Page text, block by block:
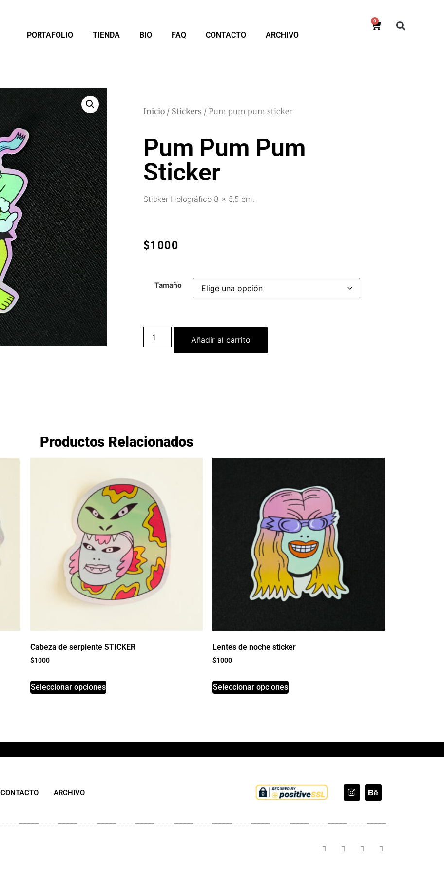
PORTAFOLIO TIENDA BIO FAQ CONTACTO ARCHIVO
0
Inicio / Stickers / Pum pum pum sticker
Pum Pum Pum
Sticker
Sticker Holográfico 8 x 5,5 cm.
$1000
Tamaño
Añadir al carrito
Productos Relacionados
Cabeza de serpiente STICKER
$1000
Seleccionar opciones
Lentes de noche sticker
$1000
Seleccionar opciones
CONTACTO ARCHIVO